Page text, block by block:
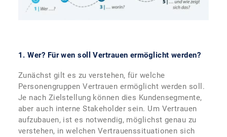
1. Wer? Für wen soll Vertrauen ermöglicht werden?
Zunächst gilt es zu verstehen, für welche
Personengruppen Vertrauen ermöglicht werden soll.
Je nach Zielstellung können dies Kundensegmente,
aber auch interne Stakeholder sein. Um Vertrauen
aufzubauen, ist es notwendig, möglichst genau zu
verstehen, in welchen Vertrauenssituationen sich